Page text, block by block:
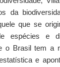
da
que se
espécies e
o Brasil tem a
e